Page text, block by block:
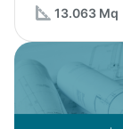
13.063 Mq